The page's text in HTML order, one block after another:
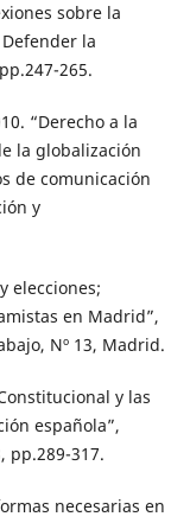
sobre la
la
265.
“Derecho a la
la globalización
de comunicación
y
elecciones;
en Madrid”,
Nº 13, Madrid.
y las
española”,
pp.289-317.
necesarias en